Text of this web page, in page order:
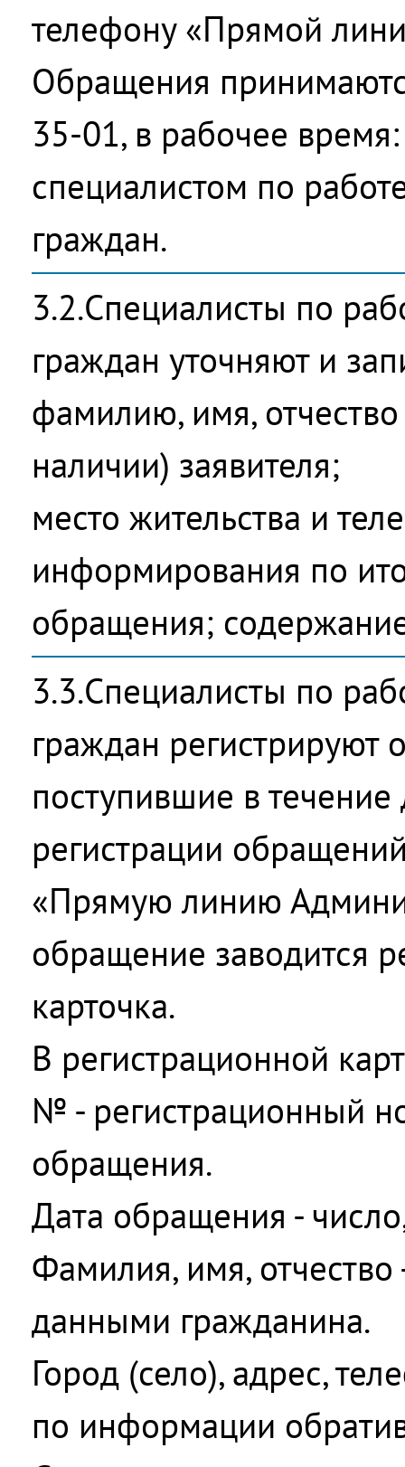
телефону «Прямой
Обращения
35-01, в рабочее
специалистом по
граждан.
3.2.Специалисты по
граждан уточняют и
фамилию, имя,
наличии) заявителя;
место жительства и
информирования по
обращения;
3.3.Специалисты по
граждан регистрируют
поступившие в
регистрации
«Прямую линию
обращение заводится
карточка.
В регистрационной
№ - регистрационный
обращения.
Дата обращения -
Фамилия, имя, отчество
данными гражданина.
Город (село), адрес,
по информации